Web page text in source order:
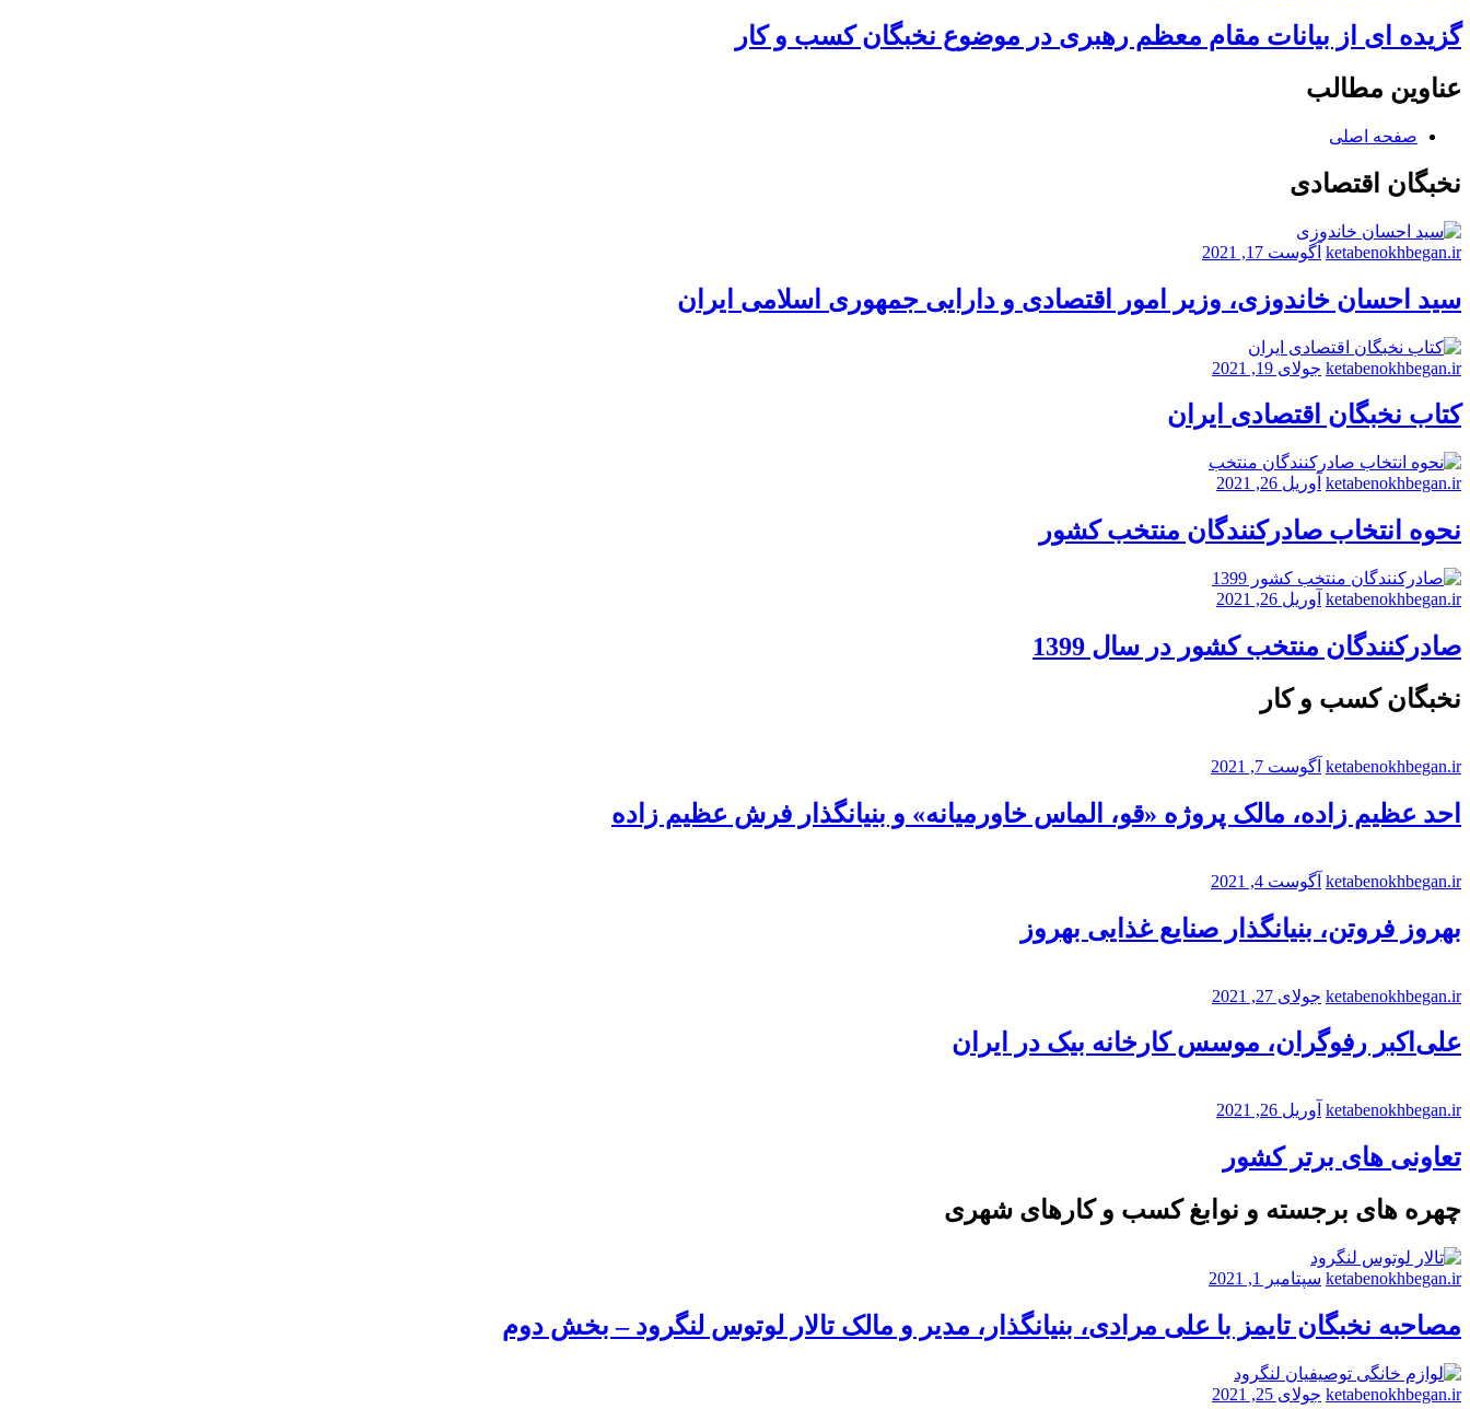
گزیده ای از بیانات مقام معظم رهبری در موضوع نخبگان کسب و کار
عناوین مطالب
صفحه اصلی
نخبگان اقتصادی
ketabenokhbegan.ir آگوست 17, 2021
سید احسان خاندوزی، وزیر امور اقتصادی و دارایی جمهوری اسلامی ایران
ketabenokhbegan.ir جولای 19, 2021
کتاب نخبگان اقتصادی ایران
ketabenokhbegan.ir آوریل 26, 2021
نحوه انتخاب صادرکنندگان منتخب کشور
ketabenokhbegan.ir آوریل 26, 2021
صادرکنندگان منتخب کشور در سال 1399
نخبگان کسب و کار
ketabenokhbegan.ir آگوست 7, 2021
احد عظیم زاده، مالک پروژه «قو، الماس خاورمیانه» و بنیانگذار فرش عظیم زاده
ketabenokhbegan.ir آگوست 4, 2021
بهروز فروتن، بنیانگذار صنایع غذایی بهروز
ketabenokhbegan.ir جولای 27, 2021
علی‌اکبر رفوگران، موسس کارخانه بیک در ایران
ketabenokhbegan.ir آوریل 26, 2021
تعاونی های برتر کشور
چهره های برجسته و نوابغ کسب و کارهای شهری
ketabenokhbegan.ir سپتامبر 1, 2021
مصاحبه نخبگان تایمز با علی مرادی، بنیانگذار، مدیر و مالک تالار لوتوس لنگرود – بخش دوم
ketabenokhbegan.ir جولای 25, 2021